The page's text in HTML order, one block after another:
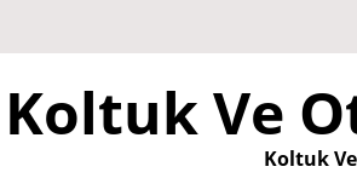
Koltuk Ve
Koltuk